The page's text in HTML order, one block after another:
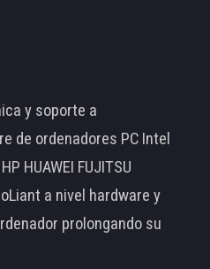
y soporte a
de ordenadores PC Intel
HUAWEI FUJITSU
a nivel hardware y
prolongando su